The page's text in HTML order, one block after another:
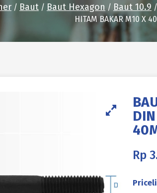
/ Baut / Baut Hexagon / Baut 10.9 /
HITAM BAKAR M10 X
Rp